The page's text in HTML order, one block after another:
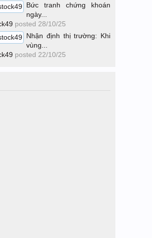
Bức tranh chứng khoán
ngày...
posted 28/10/25
Nhận định thị trường: Khi
vùng...
posted 22/10/25